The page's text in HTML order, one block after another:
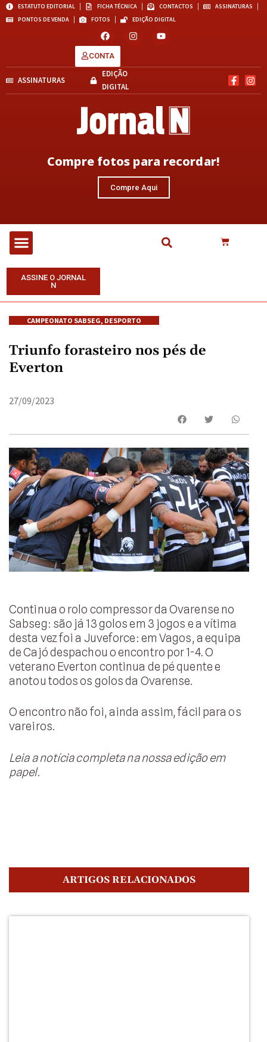
ESTATUTO EDITORIAL FICHA TÉCNICA CONTACTOS
ASSINATURAS
PONTOS DE VENDA
FOTOS EDIÇÃO DIGITAL
CONTA
ASSINATURAS
EDIÇÃO
DIGITAL
Compre fotos para recordar!
Compre Aqui
ASSINE O JORNAL
N
CAMPEONATO SABSEG, DESPORTO
Triunfo forasteiro nos pés de
Everton
27/09/2023
Continua o rolo compressor da Ovarense no
Sabseg: são já 13 golos em 3 jogos e a vítima
desta vez foi a Juveforce: em Vagos, a equipa
de Cajó despachou o encontro por 1-4. O
veterano Everton continua de pé quente e
anotou todos os golos da Ovarense.
O encontro não foi, ainda assim, fácil para os
vareiros.
Leia a notícia completa na nossa edição em
papel.
ARTIGOS RELACIONADOS